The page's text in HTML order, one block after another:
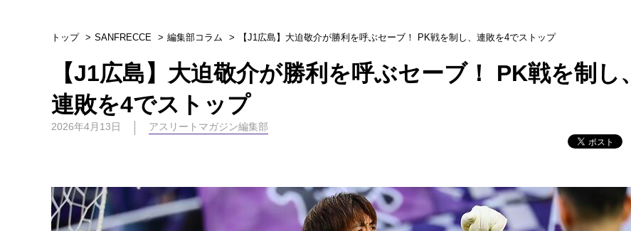
トップ SANFRECCE 編集部コラム 【J1広島】大迫敬介が勝利を呼ぶセーブ！ PK戦を制し、連敗を4でストップ
【J1広島】大迫敬介が勝利を呼ぶセーブ！ PK戦を制し、
連敗を4でストップ
2026年4月13日 アスリートマガジン編集部